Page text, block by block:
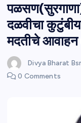
दळवीचा
मदतीचे आवाहन
Divya Bharat
0 Comments